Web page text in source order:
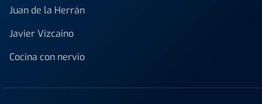
Juan de la Herrán
Javier Vizcaino
Cocina con nervio